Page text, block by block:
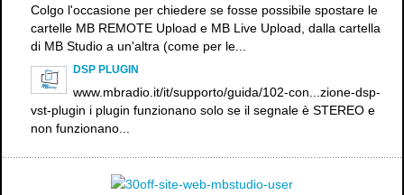
Colgo l'occasione per chiedere se fosse possibile spostare le
cartelle MB REMOTE Upload e MB Live Upload, dalla cartella
di MB Studio a un'altra (come per le...
DSP PLUGIN
www.mbradio.it/it/supporto/guida/102-con...zione-dsp-
vst-plugin i plugin funzionano solo se il segnale è STEREO e
non funzionano...